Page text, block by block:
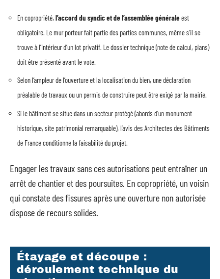
En copropriété, l’accord du syndic et de l’assemblée généraleest
obligatoire. Le mur porteur fait partie des parties communes, même s’il se
trouve à l’intérieur d’un lot privatif. Le dossier technique (note de calcul, plans)
doit être présenté avant le vote.
Selon l’ampleur de l’ouverture et la localisation du bien, une déclaration
préalable de travaux ou un permis de construire peut être exigé par la mairie.
Si le bâtiment se situe dans un secteur protégé (abords d’un monument
historique, site patrimonial remarquable), l’avis des Architectes des Bâtiments
de France conditionne la faisabilité du projet.
Engager les travaux sans ces autorisations peut entraîner un
arrêt de chantier et des poursuites. En copropriété, un voisin
qui constate des fissures après une ouverture non autorisée
dispose de recours solides.
Étayage et découpe :
déroulement technique du